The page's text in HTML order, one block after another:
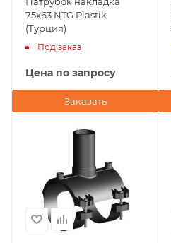
75x63 NTG Plastik
(Турция)
Под заказ
Цена по запросу
Заказать